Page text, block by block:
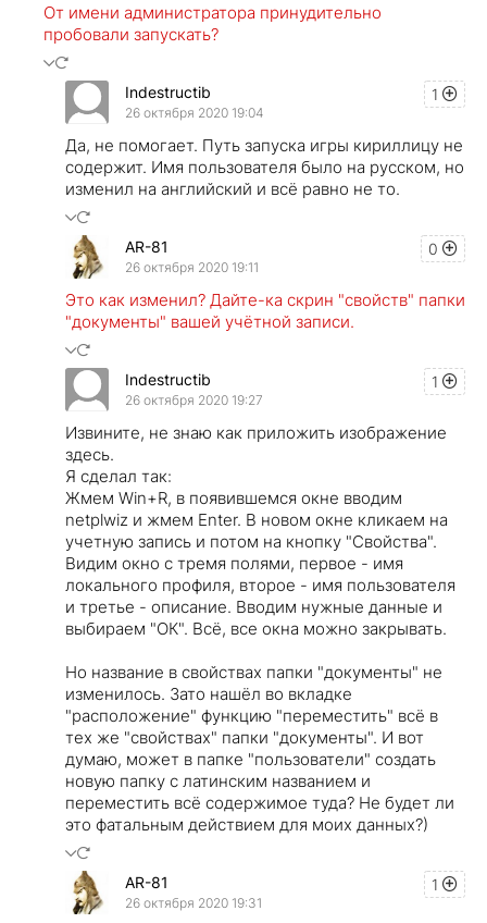
От имени администратора принудительно
пробовали запускать?
1
Indestructib
26 октября 2020 19:04
Да, не помогает. Путь запуска игры кириллицу не
содержит. Имя пользователя было на русском, но
изменил на английский и всё равно не то.
0
AR-81
26 октября 2020 19:11
Это как изменил? Дайте-ка скрин "свойств" папки
"документы" вашей учётной записи.
1
Indestructib
26 октября 2020 19:27
Извините, не знаю как приложить изображение
здесь.
Я сделал так:
Жмем Win+R, в появившемся окне вводим
netplwiz и жмем Enter. В новом окне кликаем на
учетную запись и потом на кнопку "Свойства".
Видим окно с тремя полями, первое - имя
локального профиля, второе - имя пользователя
и третье - описание. Вводим нужные данные и
выбираем "ОК". Всё, все окна можно закрывать.
Но название в свойствах папки "документы" не
изменилось. Зато нашёл во вкладке
"расположение" функцию "переместить" всё в
тех же "свойствах" папки "документы". И вот
думаю, может в папке "пользователи" создать
новую папку с латинским названием и
переместить всё содержимое туда? Не будет ли
это фатальным действием для моих данных?)
1
AR-81
26 октября 2020 19:31